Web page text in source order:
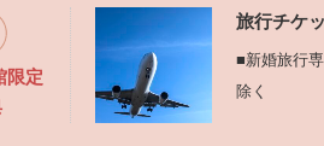
限定
旅行チケ
■新婚旅行
除く